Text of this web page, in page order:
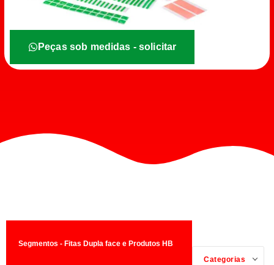
Peças sob medidas - solicitar
Segmentos - Fitas Dupla face e Produtos HB
Categorias